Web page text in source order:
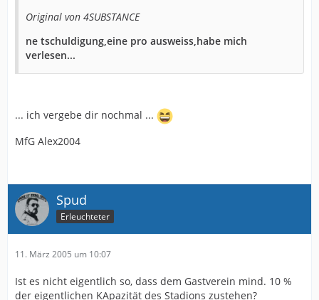
Original von 4SUBSTANCE
ne tschuldigung,eine pro ausweiss,habe mich
verlesen...
... ich vergebe dir nochmal ...
MfG Alex2004
Spud
Erleuchteter
11. März 2005 um 10:07
Ist es nicht eigentlich so, dass dem Gastverein mind. 10 %
der eigentlichen KApazität des Stadions zustehen?